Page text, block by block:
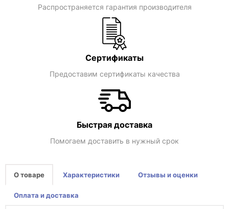
Распространяется гарантия производителя
Сертификаты
Предоставим сертификаты качества
Быстрая доставка
Помогаем доставить в нужный срок
О товаре Характеристики Отзывы и оценки
Оплата и доставка